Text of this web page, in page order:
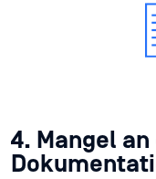
4. Mangel